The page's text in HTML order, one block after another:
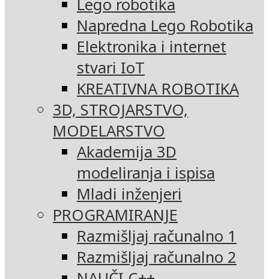
Lego robotika
Napredna Lego Robotika
Elektronika i internet
stvari IoT
KREATIVNA ROBOTIKA
3D, STROJARSTVO,
MODELARSTVO
Akademija 3D
modeliranja i ispisa
Mladi inženjeri
PROGRAMIRANJE
Razmišljaj računalno 1
Razmišljaj računalno 2